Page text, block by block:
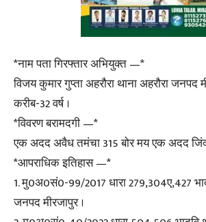
*नाम पता गिरफ्तार अभियुक्त —*
विजय कुमार गुप्ता अहरौरा थाना अहरौरा जनपद
करीब-32 वर्ष ।
*विवरण बरामदगी —*
एक अदद अवैध तमंचा 315 बोर मय एक अदद
*आपराधिक इतिहास —*
1. मु0अ0सं0-99/2017 धारा 279,304ए,427
जनपद मीरजापुर ।